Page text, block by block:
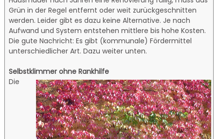
Grün in der Regel entfernt oder weit zurückgeschnitten
werden. Leider gibt es dazu keine Alternative. Je nach
Aufwand und System entstehen mittlere bis hohe Kosten.
Die gute Nachricht: Es gibt (kommunale) Fördermittel
unterschiedlicher Art. Dazu weiter unten.
Selbstklimmer ohne Rankhilfe
Die